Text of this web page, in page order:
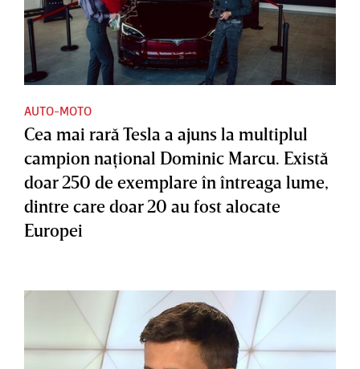
AUTO-MOTO
Cea mai rară Tesla a ajuns la multiplul
campion naţional Dominic Marcu. Există
doar 250 de exemplare în întreaga lume,
dintre care doar 20 au fost alocate
Europei